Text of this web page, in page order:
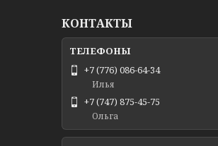
КОНТАКТЫ
+7 (776) 086-64-34
Илья
+7 (747) 875-45-75
Ольга